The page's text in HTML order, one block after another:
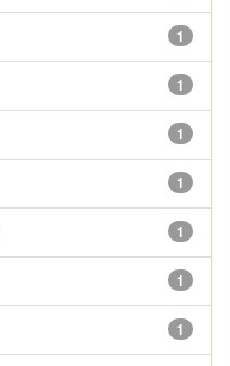
1
1
1
1
1
1
1